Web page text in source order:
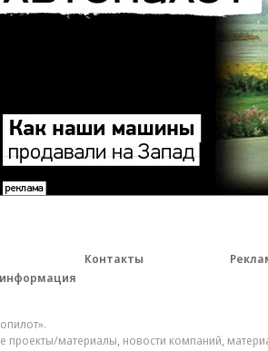
Контакты
проекты/материалы, новости компаний,